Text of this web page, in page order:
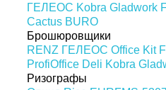
ГЕЛЕОС Kobra Gladwork
Cactus BURO
Брошюровщики
RENZ ГЕЛЕОС Office Kit
ProfiOffice Deli Kobra
Ризографы